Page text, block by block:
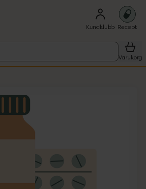
Kundklubb Recept
Varukorg
1 objekt.